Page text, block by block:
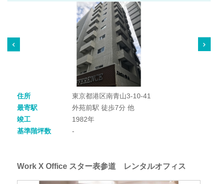
住所
東京都港区南青山3-10-41
最寄駅
外苑前駅 徒歩7分 他
竣工
1982年
基準階坪数
-
Work X Office スター表参道 レンタルオフィス